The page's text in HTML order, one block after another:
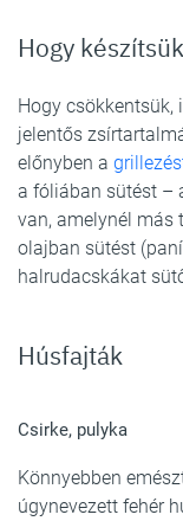
Hogy
Hogy csökkentsük,
jelentős
előnyben a
a fóliában sütést –
van, amelynél más
olajban sütést
halrudacskákat
Húsfajták
Csirke, pulyka
Könnyebben
úgynevezett fehér